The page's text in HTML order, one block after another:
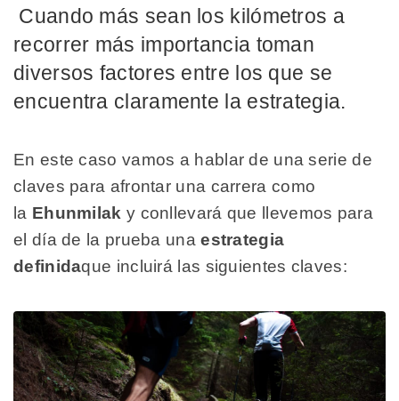
Cuando más sean los kilómetros a
recorrer más importancia toman
diversos factores entre los que se
encuentra claramente la estrategia.
En este caso vamos a hablar de una serie de
claves para afrontar una carrera como
la Ehunmilak y conllevará que llevemos para
el día de la prueba unaestrategia
definidaque incluirá las siguientes claves: